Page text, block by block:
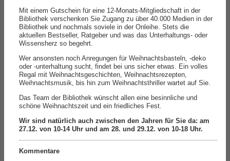
Mit einem Gutschein für eine 12-Monats-Mitgliedschaft in der
Bibliothek verschenken Sie Zugang zu über 40.000 Medien in der
Bibliothek und nochmals soviele in der Onleihe. Stets die
aktuellen Bestseller, Ratgeber und was das Unterhaltungs- oder
Wissensherz so begehrt.
Wer ansonsten noch Anregungen für Weihnachtsbasteln, -deko
oder -unterhaltung sucht, findet bei uns sicher etwas. Ein volles
Regal mit Weihnachtsgeschichten, Weihnachtsrezepten,
Weihnachtsmusik, bis hin zum Weihnachtsthriller wartet auf Sie.
Das Team der Bibliothek wünscht allen eine besinnliche und
schöne Weihnachtszeit und ein friedliches Fest.
Wir sind natürlich auch zwischen den Jahren für Sie da: am
27.12. von 10-14 Uhr und am 28. und 29.12. von 10-18 Uhr.
Kommentare